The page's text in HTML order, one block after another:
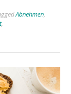
Abnehmen,
,